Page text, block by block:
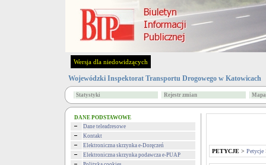
Wersja dla niedowidzących
Wojewódzki Inspektorat Transportu Drogowego w Katowicach
Statystyki Rejestr zmian
DANE PODSTAWOWE
Dane teleadresowe
Kontakt
Elektroniczna skrzynka e-Doręczeń
Elektroniczna skrzynka podawcza e-PUAP
PETYCJE > Petycje